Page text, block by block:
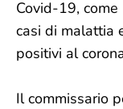
Covid-19,
casi di malattia
positivi al
Il commissario